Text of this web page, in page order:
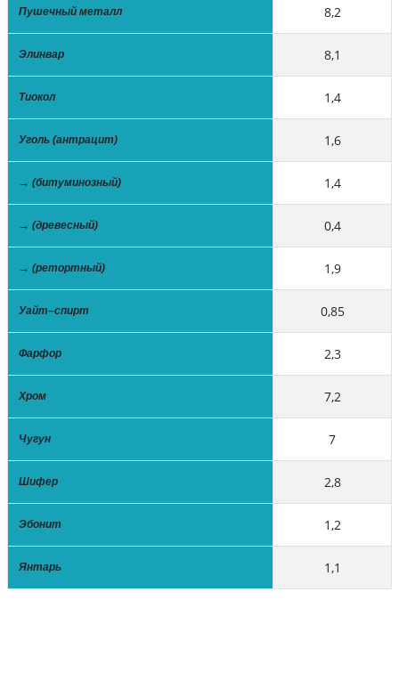
Пушечный металл 8,2
Элинвар 8,1
Тиокол 1,4
Уголь (антрацит) 1,6
→ (битуминозный) 1,4
→ (древесный) 0,4
→ (ретортный) 1,9
Уайт–спирт 0,85
Фарфор 2,3
Хром 7,2
Чугун 7
Шифер 2,8
Эбонит 1,2
Янтарь 1,1